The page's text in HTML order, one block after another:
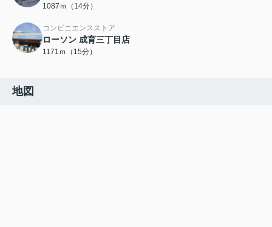
1087ｍ（14分）
コンビニエンスストア
ローソン 成育三丁目店
1171ｍ（15分）
地図